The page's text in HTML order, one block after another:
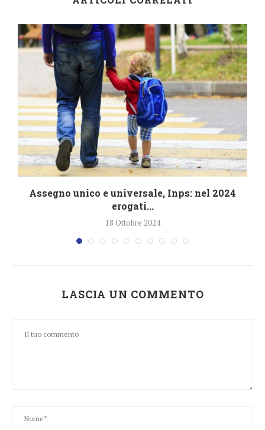
Assegno unico e universale, Inps: nel 2024
erogati...
18 Ottobre 2024
LASCIA UN COMMENTO